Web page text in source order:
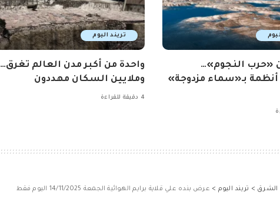
«حرب النجوم»…
بـ«سماء مزدوجة»
تريند اليوم
واحدة من أكبر مدن العالم تغرق…
وملايين السكان مهددون
4 دقيقة للقراءة
الشرق > تريند اليوم > عرض بنده علي قلاية برايم الهوائية الجمعة 14/11/2025 اليوم فقط